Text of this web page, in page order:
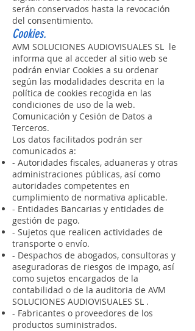
serán conservados hasta la revocación
del consentimiento.
Cookies.
AVM SOLUCIONES AUDIOVISUALES SL le
informa que al acceder al sitio web se
podrán enviar Cookies a su ordenar
según las modalidades descrita en la
política de cookies recogida en las
condiciones de uso de la web.
Comunicación y Cesión de Datos a
Terceros.
Los datos facilitados podrán ser
comunicados a:
- Autoridades fiscales, aduaneras y otras
administraciones públicas, así como
autoridades competentes en
cumplimiento de normativa aplicable.
- Entidades Bancarias y entidades de
gestión de pago.
- Sujetos que realicen actividades de
transporte o envío.
- Despachos de abogados, consultoras y
aseguradoras de riesgos de impago, así
como sujetos encargados de la
contabilidad o de la auditoria de AVM
SOLUCIONES AUDIOVISUALES SL .
- Fabricantes o proveedores de los
productos suministrados.